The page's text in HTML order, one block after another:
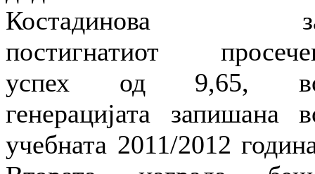
Костадинова
постигнатиот
успех од 9,65,
генерацијата запишана
учебната 2011/2012